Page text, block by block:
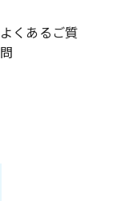
よくあるご質
問